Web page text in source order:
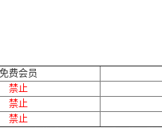
免费会员
禁止
禁止
禁止